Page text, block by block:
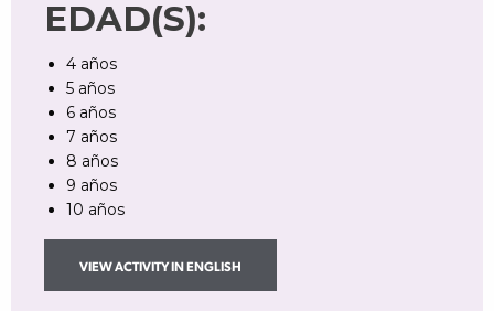
EDAD(S):
4 años
5 años
6 años
7 años
8 años
9 años
10 años
VIEW ACTIVITY IN ENGLISH